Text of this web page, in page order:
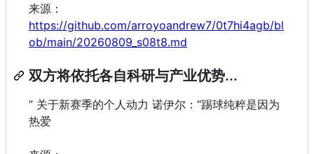
来源：
https://github.com/arroyoandrew7/0t7hi4agb/bl
ob/main/20260809_s08t8.md
双方将依托各自科研与产业优势...
” 关于新赛季的个人动力 诺伊尔：“踢球纯粹是因为
热爱